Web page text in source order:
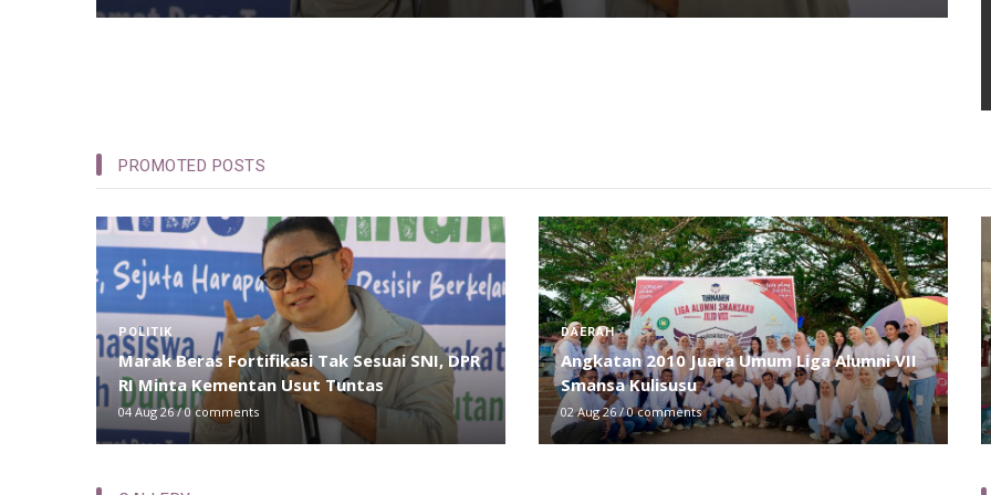
PROMOTED POSTS
DAERAH
Angkatan 2010 Juara Umum Liga Alumni VII
Smansa Kulisusu
02 Aug 26/0 comments
EKOBIS
BPJS Ketenagakerjaan Sosialisasi Jaminan
Sosial ke Pedagang Pasar Baruga
29 Jul 26/ 0 comments